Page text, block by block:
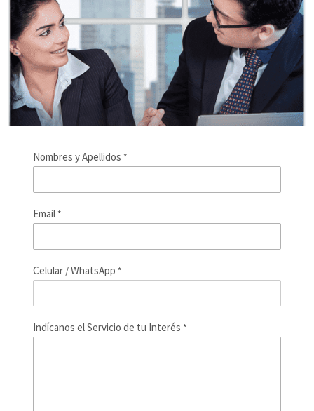
Nombres y Apellidos *
Email *
Celular / WhatsApp *
Indícanos el Servicio de tu Interés *